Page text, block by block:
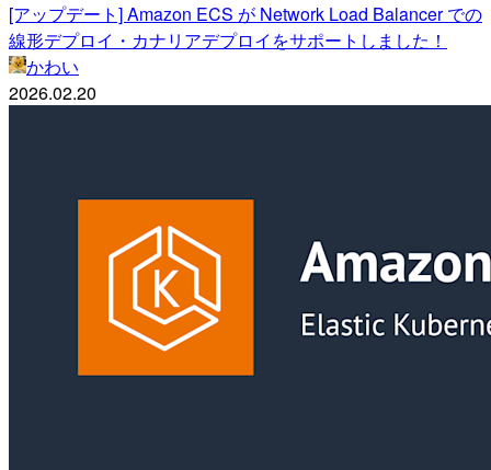
[アップデート] Amazon ECS が Network Load Balancer での
線形デプロイ・カナリアデプロイをサポートしました！
かわい
2026.02.20